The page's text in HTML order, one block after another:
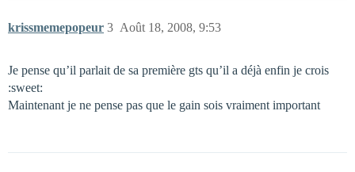
krissmemepopeur Août 18, 2008, 9:53
3
Je pense qu’il parlait de sa première gts qu’il a déjà enfin je crois
:sweet:
Maintenant je ne pense pas que le gain sois vraiment important